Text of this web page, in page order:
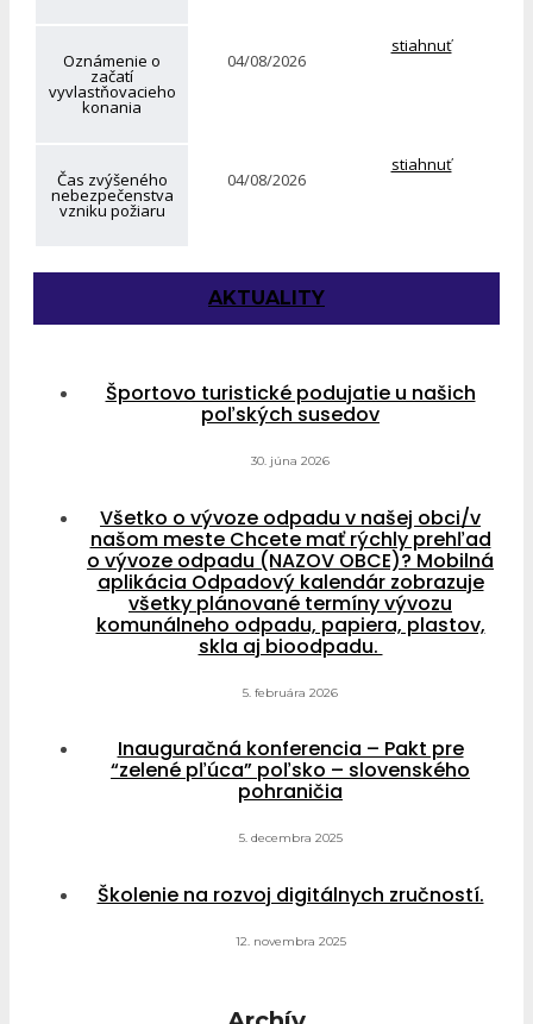
Oznámenie o
začatí
vyvlastňovacieho
konania
04/08/2026
stiahnuť
Čas zvýšeného
nebezpečenstva
vzniku požiaru
04/08/2026
stiahnuť
AKTUALITY
Športovo turistické podujatie u našich
poľských susedov
30. júna 2026
Všetko o vývoze odpadu v našej obci/v
našom meste Chcete mať rýchly prehľad
o vývoze odpadu (NAZOV OBCE)? Mobilná
aplikácia Odpadový kalendár zobrazuje
všetky plánované termíny vývozu
komunálneho odpadu, papiera, plastov,
skla aj bioodpadu.
5. februára 2026
Inauguračná konferencia – Pakt pre
“zelené pľúca” poľsko – slovenského
pohraničia
5. decembra 2025
Školenie na rozvoj digitálnych zručností.
12. novembra 2025